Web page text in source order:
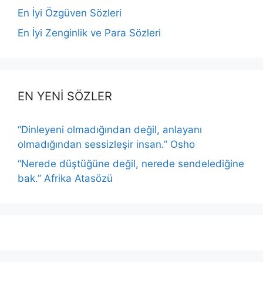
En İyi Özgüven Sözleri
En İyi Zenginlik ve Para Sözleri
EN YENİ SÖZLER
“Dinleyeni olmadığından değil, anlayanı
olmadığından sessizleşir insan.” Osho
“Nerede düştüğüne değil, nerede sendelediğine
bak.” Afrika Atasözü